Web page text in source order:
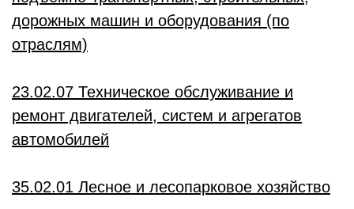
дорожных машин и оборудования (по
отраслям)
23.02.07 Техническое обслуживание и
ремонт двигателей, систем и агрегатов
автомобилей
35.02.01 Лесное и лесопарковое хозяйство